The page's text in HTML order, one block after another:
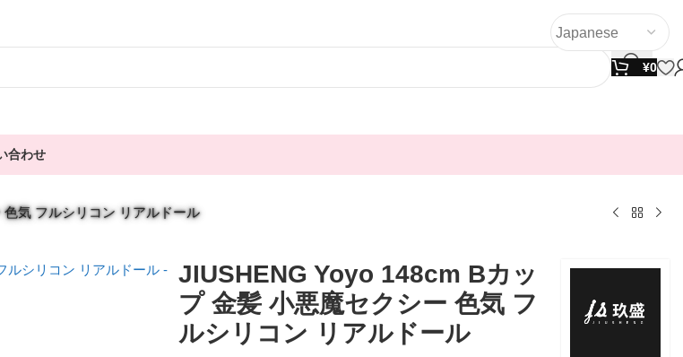
¥0
合わせ
気 フルシリコン リアルドール
JIUSHENG Yoyo 148cm Bカッ
プ 金髪 小悪魔セクシー 色気 フ
ルシリコン リアルドール